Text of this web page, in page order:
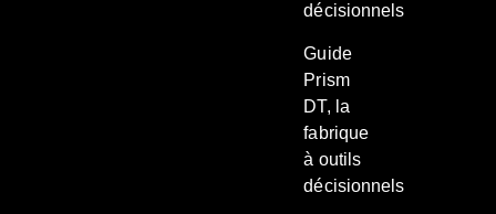
décisionnels
Guide
Prism
DT, la
fabrique
à outils
décisionnels